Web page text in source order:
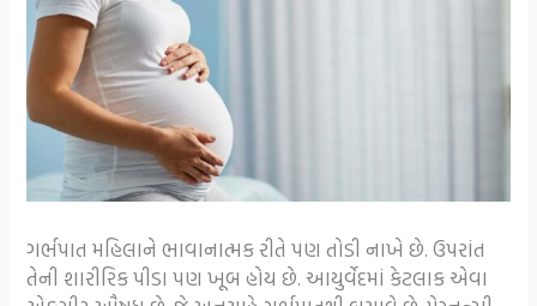
ગર્ભપાત મહિલાને ભાવાનાત્મક રીતે પણ તોડી નાખે છે. ઉપરાંત
તેની શારીરિક પીડા પણ ખૂબ હોય છે. આયુર્વેદમાં કેટલાક એવા